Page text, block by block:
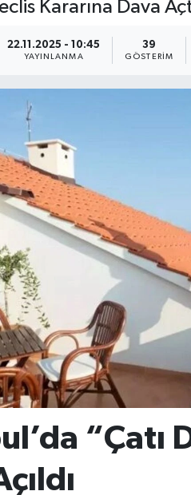
Kararına Dava
22.11.2025 - 10:45
YAYINLANMA
39
GÖSTERIM
“Çatı